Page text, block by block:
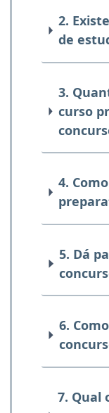
2.
de
3.
curso
4.
5. Dá
6.
7. Qual